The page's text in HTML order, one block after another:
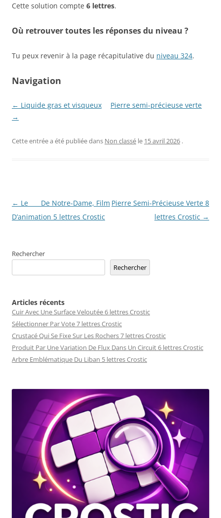
Cette solution compte 6 lettres.
Où retrouver toutes les réponses du niveau ?
Tu peux revenir à la page récapitulative du niveau 324.
Navigation
← Liquide gras et visqueux
Pierre semi-précieuse verte
→
Cette entrée a été publiée dans Non classé le 15 avril 2026 .
Navigation
des
← Le ___ De Notre-Dame, Film
D’animation 5 lettres Crostic
Pierre Semi-Précieuse Verte 8
lettres Crostic →
Rechercher
Rechercher
Articles récents
Cuir Avec Une Surface Veloutée 6 lettres Crostic
Sélectionner Par Vote 7 lettres Crostic
Crustacé Qui Se Fixe Sur Les Rochers 7 lettres Crostic
Produit Par Une Variation De Flux Dans Un Circuit 6 lettres Crostic
Arbre Emblématique Du Liban 5 lettres Crostic